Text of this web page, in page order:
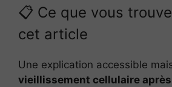
📋 Ce que vous
cet article
Une explication accessible
vieillissement cellulaire